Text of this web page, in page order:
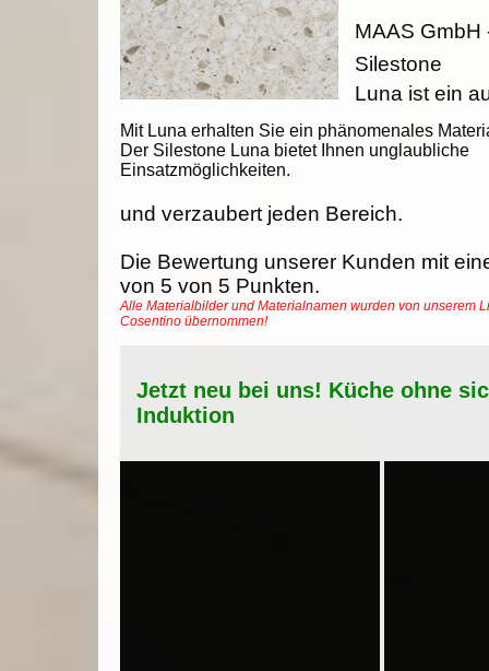
Mit Luna erhalten Sie ein phänomenales
Der Silestone Luna bietet Ihnen unglaubliche
Einsatzmöglichkeiten.
MAAS GmbH
Silestone
Luna ist ein
und verzaubert jeden Bereich.
Die Bewertung unserer Kunden mit
von 5 von 5 Punkten.
Alle Materialbilder und Materialnamen wurden von unserem
Cosentino übernommen!
Jetzt neu bei uns! Küche ohne
Induktion